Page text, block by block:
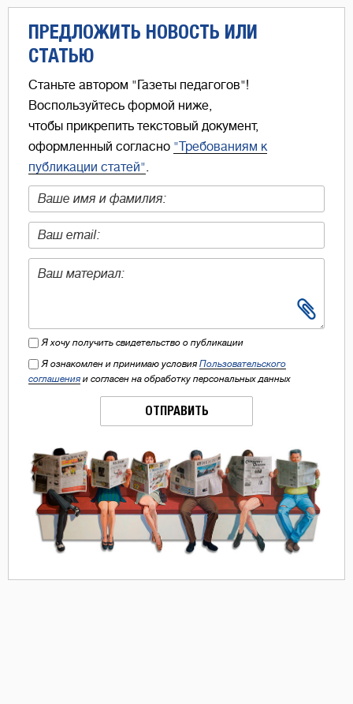
ПРЕДЛОЖИТЬ НОВОСТЬ ИЛИ
СТАТЬЮ
Станьте автором "Газеты педагогов"!
Воспользуйтесь формой ниже,
чтобы прикрепить текстовый документ,
оформленный согласно "Требованиям к
публикации статей".
Я хочу получить свидетельство о публикации
Я ознакомлен и принимаю условия Пользовательского
соглашения и согласен на обработку персональных данных
ОТПРАВИТЬ